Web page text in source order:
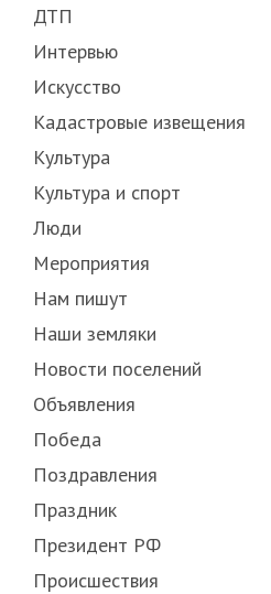
ДТП
Интервью
Искусство
Кадастровые извещения
Культура
Культура и спорт
Люди
Мероприятия
Нам пишут
Наши земляки
Новости поселений
Объявления
Победа
Поздравления
Праздник
Президент РФ
Происшествия